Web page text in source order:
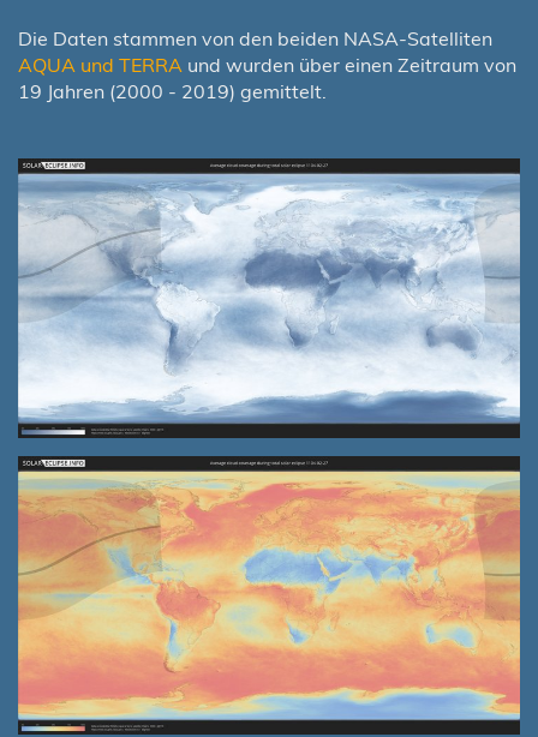
Die Daten stammen von den beiden NASA-Satelliten
AQUA und TERRA und wurden über einen Zeitraum von
19 Jahren (2000 - 2019) gemittelt.